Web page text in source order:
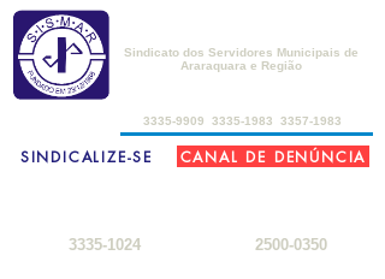
3335-9909
3335-1983 3357-1983
3335-1024
Sindicato dos Servidores Municipais de
Araraquara e Região
SINDICALIZE-SE
2500-0350
CANAL DE DENÚNCIA